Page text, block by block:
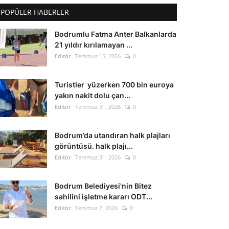
POPÜLER HABERLER
Bodrumlu Fatma Anter Balkanlarda
21 yıldır kırılamayan ...
Editör Temmuz 15, 2026 0
Turistler yüzerken 700 bin euroya
yakın nakit dolu çan...
Editör Temmuz 31, 2026 0
Bodrum’da utandıran halk plajları
görüntüsü. halk plajı...
Editör Temmuz 31, 2026 0
Bodrum Belediyesi'nin Bitez
sahilini işletme kararı ODT...
Editör Temmuz 7, 2026 0